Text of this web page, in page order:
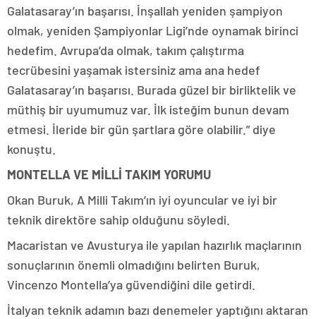
Galatasaray’ın başarısı. İnşallah yeniden şampiyon
olmak, yeniden Şampiyonlar Ligi’nde oynamak birinci
hedefim. Avrupa’da olmak, takım çalıştırma
tecrübesini yaşamak istersiniz ama ana hedef
Galatasaray’ın başarısı. Burada güzel bir birliktelik ve
müthiş bir uyumumuz var. İlk isteğim bunun devam
etmesi. İleride bir gün şartlara göre olabilir.” diye
konuştu.
MONTELLA VE MİLLİ TAKIM YORUMU
Okan Buruk, A Milli Takım’ın iyi oyuncular ve iyi bir
teknik direktöre sahip olduğunu söyledi.
Macaristan ve Avusturya ile yapılan hazırlık maçlarının
sonuçlarının önemli olmadığını belirten Buruk,
Vincenzo Montella’ya güvendiğini dile getirdi.
İtalyan teknik adamın bazı denemeler yaptığını aktaran